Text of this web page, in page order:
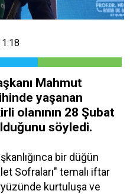
Mahmut
yaşanan
olanının 28 Şubat
söyledi.
bir düğün
Sofraları" temalı iftar
kurtuluşa ve